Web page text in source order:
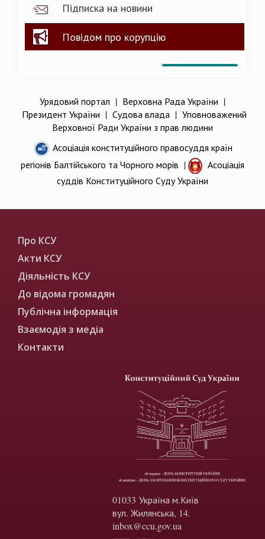
Підписка на новини
Повідом про корупцію
Урядовий портал | Верховна Рада України |
Президент України | Судова влада| Уповноважений
Верховної Ради України з прав людини
Асоціація конституційного правосуддя країн
регіонів Балтійського та Чорного морів |
Асоціація
суддів Конституційного Суду України
Про КСУ
Акти КСУ
Діяльність КСУ
До відома громадян
Публічна інформація
Взаємодія з медіа
Контакти
01033 Україна м.Київ
вул. Жилянська, 14.
inbox@ccu.gov.ua